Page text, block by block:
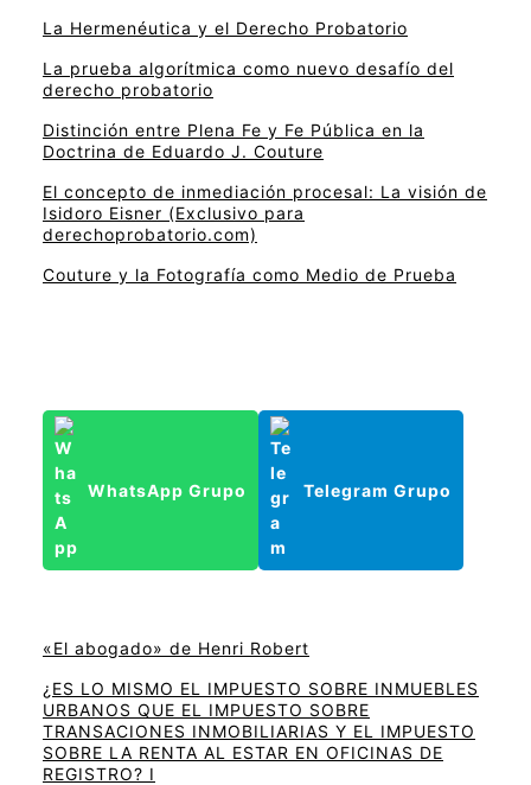
La Hermenéutica y el Derecho Probatorio
La prueba algorítmica como nuevo desafío del
derecho probatorio
Distinción entre Plena Fe y Fe Pública en la
Doctrina de Eduardo J. Couture
El concepto de inmediación procesal: La visión de
Isidoro Eisner (Exclusivo para
derechoprobatorio.com)
Couture y la Fotografía como Medio de Prueba
WhatsApp Grupo Telegram Grupo
«El abogado» de Henri Robert
¿ES LO MISMO EL IMPUESTO SOBRE INMUEBLES
URBANOS QUE EL IMPUESTO SOBRE
TRANSACIONES INMOBILIARIAS Y EL IMPUESTO
SOBRE LA RENTA AL ESTAR EN OFICINAS DE
REGISTRO? I